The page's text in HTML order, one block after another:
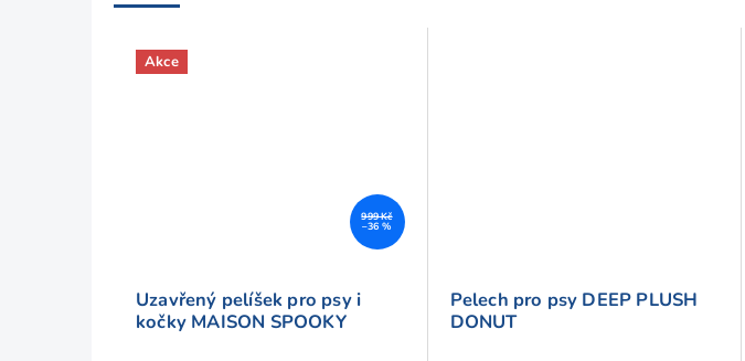
Akce
999 Kč
–36 %
Uzavřený pelíšek pro psy i
kočky MAISON SPOOKY
Pelech pro psy DEEP PLUSH
DONUT